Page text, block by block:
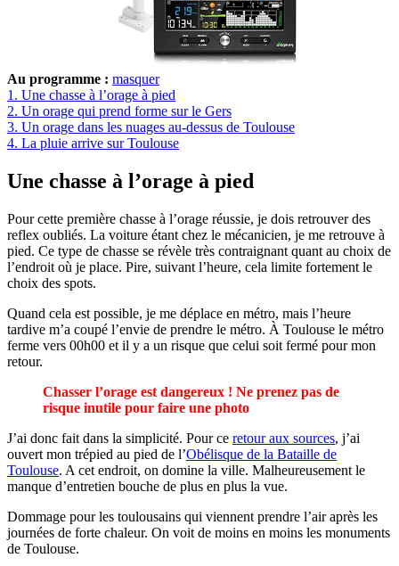
Au programme : masquer
1. Une chasse à l’orage à pied
2. Un orage qui prend forme sur le Gers
3. Un orage dans les nuages au-dessus de Toulouse
4. La pluie arrive sur Toulouse
Une chasse à l’orage à pied
Pour cette première chasse à l’orage réussie, je dois retrouver des
reflex oubliés. La voiture étant chez le mécanicien, je me retrouve à
pied. Ce type de chasse se révèle très contraignant quant au choix de
l’endroit où je place. Pire, suivant l’heure, cela limite fortement le
choix des spots.
Quand cela est possible, je me déplace en métro, mais l’heure
tardive m’a coupé l’envie de prendre le métro. À Toulouse le métro
ferme vers 00h00 et il y a un risque que celui soit fermé pour mon
retour.
Chasser l’orage est dangereux ! Ne prenez pas de
risque inutile pour faire une photo
J’ai donc fait dans la simplicité. Pour ce retour aux sources, j’ai
ouvert mon trépied au pied de l’Obélisque de la Bataille de
Toulouse. A cet endroit, on domine la ville. Malheureusement le
manque d’entretien bouche de plus en plus la vue.
Dommage pour les toulousains qui viennent prendre l’air après les
journées de forte chaleur. On voit de moins en moins les monuments
de Toulouse.